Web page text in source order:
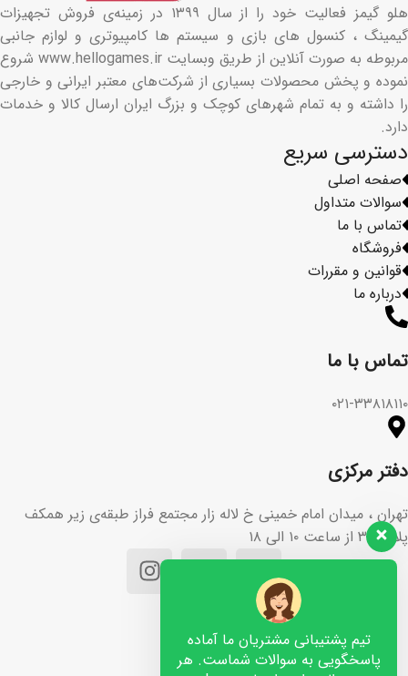
تماس با ما​
۰۲۱-۳۳۸۱۸۱۱۰
دفتر مرکزی
تهران ، میدان امام خمینی خ لاله زار مجتمع فراز طبقه‌ی زیر همکف
پلاک ۳۶ از ساعت ۱۰ الی ۱۸
فروشگاه
قوانین و مقررات
درباره ما
دسترسی سریع
صفحه اصلی
سوالات متداول
تماس با ما
هلو گیمز فعالیت خود را از سال ۱۳۹۹ در زمینه‌ی فروش تجهیزات
گیمینگ ، کنسول های بازی و سیستم ها کامپیوتری و لوازم جانبی
مربوطه به صورت آنلاین از طریق وبسایت www.hellogames.ir شروع
نموده و پخش محصولات بسیاری از شرکت‌های معتبر ایرانی و خارجی
را داشته و به تمام شهرهای کوچک و بزرگ ایران ارسال کالا و خدمات
دارد.
تیم پشتیبانی مشتریان ما آماده
پاسخگویی به سوالات شماست. هر